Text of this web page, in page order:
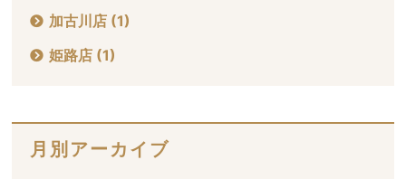
加古川店 (1)
姫路店 (1)
月別アーカイブ